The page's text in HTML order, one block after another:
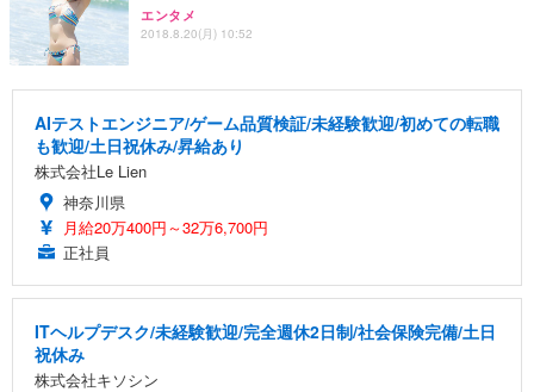
エンタメ
2018.8.20(月) 10:52
AIテストエンジニア/ゲーム品質検証/未経験歓迎/初めての転職
も歓迎/土日祝休み/昇給あり
株式会社Le Lien
神奈川県
月給20万400円～32万6,700円
正社員
ITヘルプデスク/未経験歓迎/完全週休2日制/社会保険完備/土日
祝休み
株式会社キソシン